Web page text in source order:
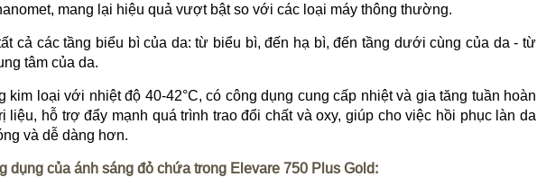
mang lại hiệu quả vượt bật so với các loại máy thông thường.
cả các tầng biểu bì của da: từ biểu bì, đến hạ bì, đến tầng dưới cùng của da - từ
tâm của da.
kim loại với nhiệt độ 40-42°C, có công dụng cung cấp nhiệt và gia tăng tuần hoàn
liệu, hỗ trợ đẩy mạnh quá trình trao đổi chất và oxy, giúp cho việc hồi phục làn da
và dễ dàng hơn.
dụng của ánh sáng đỏ chứa trong Elevare 750 Plus Gold: